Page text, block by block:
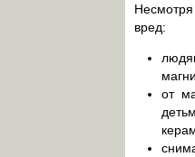
вред:
от